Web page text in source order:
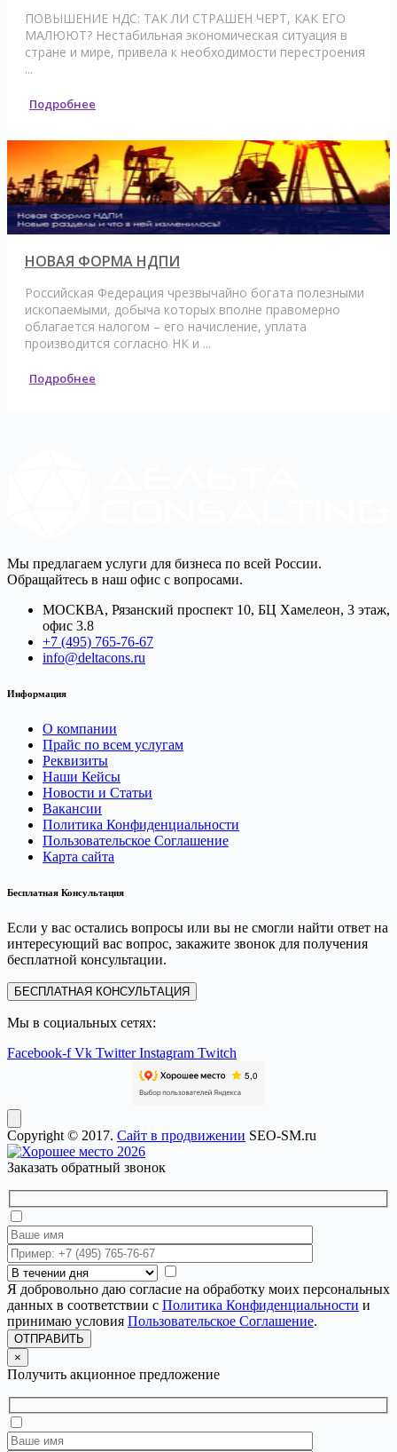
ПОВЫШЕНИЕ НДС: ТАК ЛИ СТРАШЕН ЧЕРТ, КАК ЕГО
МАЛЮЮТ? Нестабильная экономическая ситуация в
стране и мире, привела к необходимости перестроения
...
Подробнее
НОВАЯ ФОРМА НДПИ
Российская Федерация чрезвычайно богата полезными
ископаемыми, добыча которых вполне правомерно
облагается налогом – его начисление, уплата
производится согласно НК и ...
Подробнее
Мы предлагаем услуги для бизнеса по всей России.
Обращайтесь в наш офис с вопросами.
МОСКВА, Рязанский проспект 10, БЦ Хамелеон, 3 этаж,
офис 3.8
+7 (495) 765-76-67
info@deltacons.ru
Информация
О компании
Прайс по всем услугам
Реквизиты
Наши Кейсы
Новости и Статьи
Вакансии
Политика Конфиденциальности
Пользовательское Соглашение
Карта сайта
Бесплатная Консультация
Если у вас остались вопросы или вы не смогли найти ответ на
интересующий вас вопрос, закажите звонок для получения
бесплатной консультации.
БЕСПЛАТНАЯ КОНСУЛЬТАЦИЯ
Мы в социальных сетях:
Facebook-f Vk Twitter Instagram Twitch
Copyright © 2017. Сайт в продвижении SEO-SM.ru
Заказать обратный звонок
Я добровольно даю согласие на обработку моих персональных
данных в соответствии с Политика Конфиденциальности и
принимаю условия Пользовательское Соглашение.
ОТПРАВИТЬ
×
Получить акционное предложение